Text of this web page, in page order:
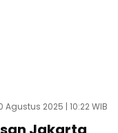
Agustus 2025 | 10:22 WIB